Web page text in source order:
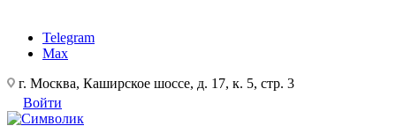
Telegram
Max
г. Москва, Каширское шоссе, д. 17, к. 5, стр. 3
Войти